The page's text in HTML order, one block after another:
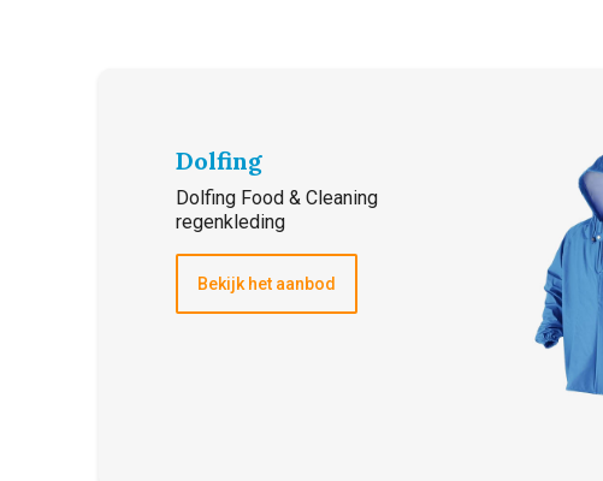
Dolfing
Dolfing Food & Cleaning
regenkleding
Bekijk het aanbod